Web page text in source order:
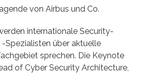
von Airbus und Co.
internationale Security-
Spezialisten über aktuelle
sprechen. Die Keynote
of Cyber Security Architecture,